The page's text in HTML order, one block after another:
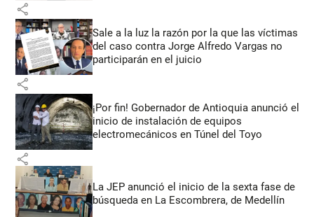
share
Sale a la luz la razón por la que las víctimas
del caso contra Jorge Alfredo Vargas no
participarán en el juicio
share
¡Por fin! Gobernador de Antioquia anunció el
inicio de instalación de equipos
electromecánicos en Túnel del Toyo
share
La JEP anunció el inicio de la sexta fase de
búsqueda en La Escombrera, de Medellín